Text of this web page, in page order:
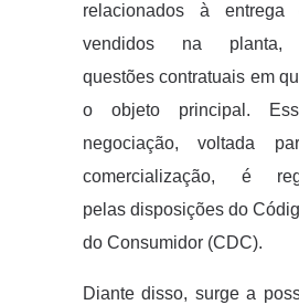
relacionados à entrega
vendidos na planta,
questões contratuais em
o objeto principal.
negociação, voltada
comercialização, é
pelas disposições do
do Consumidor (CDC).
Diante disso, surge a